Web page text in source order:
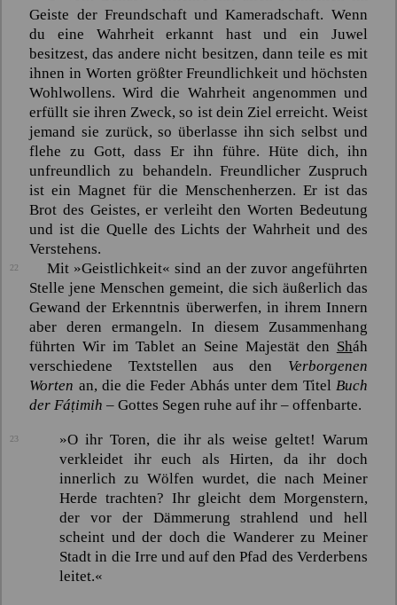
Geiste der Freundschaft und Kameradschaft. Wenn
du eine Wahrheit erkannt hast und ein Juwel
besitzest, das andere nicht besitzen, dann teile es mit
ihnen in Worten größter Freundlichkeit und höchsten
Wohlwollens. Wird die Wahrheit angenommen und
erfüllt sie ihren Zweck, so ist dein Ziel erreicht. Weist
jemand sie zurück, so überlasse ihn sich selbst und
flehe zu Gott, dass Er ihn führe. Hüte dich, ihn
unfreundlich zu behandeln. Freundlicher Zuspruch
ist ein Magnet für die Menschenherzen. Er ist das
Brot des Geistes, er verleiht den Worten Bedeutung
und ist die Quelle des Lichts der Wahrheit und des
Verstehens.
22
Mit »Geistlichkeit« sind an der zuvor angeführten
Stelle jene Menschen gemeint, die sich äußerlich das
Gewand der Erkenntnis überwerfen, in ihrem Innern
aber deren ermangeln. In diesem Zusammenhang
führten Wir im Tablet an Seine Majestät den Sháh
verschiedene Textstellen aus den Verborgenen
Worten an, die die Feder Abhás unter dem Titel Buch
derFáṭimih – Gottes Segen ruhe auf ihr – offenbarte.
23
»O ihr Toren, die ihr als weise geltet! Warum
verkleidet ihr euch als Hirten, da ihr doch
innerlich zu Wölfen wurdet, die nach Meiner
Herde trachten? Ihr gleicht dem Morgenstern,
der vor der Dämmerung strahlend und hell
scheint und der doch die Wanderer zu Meiner
Stadt in die Irre und auf den Pfad des Verderbens
leitet.«